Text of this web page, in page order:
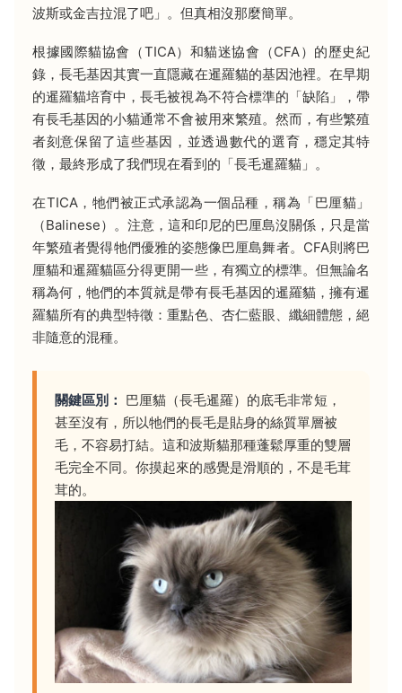
波斯或金吉拉混了吧」。但真相沒那麼簡單。
根據國際貓協會（TICA）和貓迷協會（CFA）的歷史紀
錄，長毛基因其實一直隱藏在暹羅貓的基因池裡。在早期
的暹羅貓培育中，長毛被視為不符合標準的「缺陷」，帶
有長毛基因的小貓通常不會被用來繁殖。然而，有些繁殖
者刻意保留了這些基因，並透過數代的選育，穩定其特
徵，最終形成了我們現在看到的「長毛暹羅貓」。
在TICA，牠們被正式承認為一個品種，稱為「巴厘貓」
（Balinese）。注意，這和印尼的巴厘島沒關係，只是當
年繁殖者覺得牠們優雅的姿態像巴厘島舞者。CFA則將巴
厘貓和暹羅貓區分得更開一些，有獨立的標準。但無論名
稱為何，牠們的本質就是帶有長毛基因的暹羅貓，擁有暹
羅貓所有的典型特徵：重點色、杏仁藍眼、纖細體態，絕
非隨意的混種。
關鍵區別： 巴厘貓（長毛暹羅）的底毛非常短，
甚至沒有，所以牠們的長毛是貼身的絲質單層被
毛，不容易打結。這和波斯貓那種蓬鬆厚重的雙層
毛完全不同。你摸起來的感覺是滑順的，不是毛茸
茸的。